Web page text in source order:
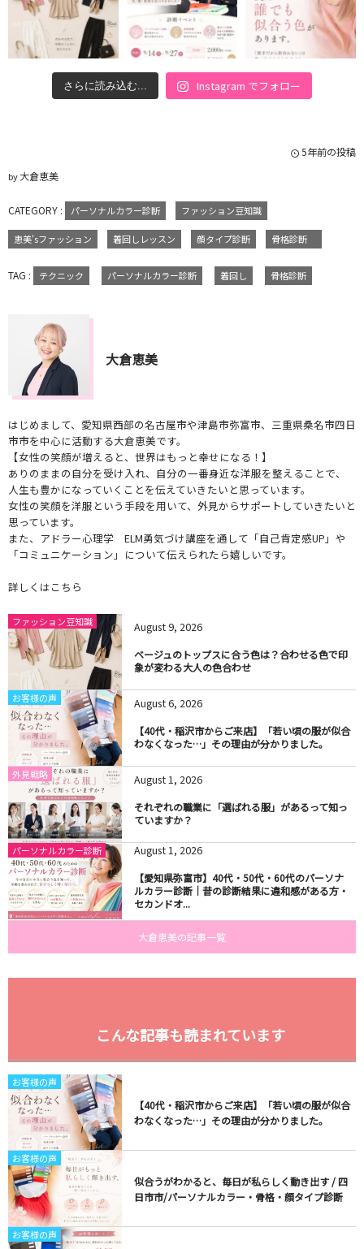
さらに読み込む... Instagram でフォロー
5年前の投稿
by大倉恵美
CATEGORY : パーソナルカラー診断 ファッション豆知識
恵美'sファッション 着回しレッスン 顔タイプ診断 骨格診断
TAG : テクニック パーソナルカラー診断 着回し 骨格診断
大倉恵美
はじめまして、愛知県西部の名古屋市や津島市弥富市、三重県桑名市四日
市市を中心に活動する大倉恵美です。
【女性の笑顔が増えると、世界はもっと幸せになる！】
ありのままの自分を受け入れ、自分の一番身近な洋服を整えることで、
人生も豊かになっていくことを伝えていきたいと思っています。
女性の笑顔を洋服という手段を用いて、外見からサポートしていきたいと
思っています。
また、アドラー心理学 ELM勇気づけ講座を通して「自己肯定感UP」や
「コミュニケーション」について伝えられたら嬉しいです。
詳しくはこちら
ファッション豆知識 August9, 2026
ベージュのトップスに合う色は？合わせる色で印
象が変わる大人の色合わせ
お客様の声 August6, 2026
【40代・稲沢市からご来店】「若い頃の服が似合
わなくなった…」その理由が分かりました。
外見戦略 August1, 2026
それぞれの職業に「選ばれる服」があるって知っ
ていますか？
パーソナルカラー診断 August1, 2026
【愛知県弥富市】40代・50代・60代のパーソナ
ルカラー診断｜昔の診断結果に違和感がある方・
セカンドオ...
大倉恵美の記事一覧
こんな記事も読まれています
お客様の声
【40代・稲沢市からご来店】「若い頃の服が似合
わなくなった…」その理由が分かりました。
お客様の声
似合うがわかると、毎日が私らしく動き出す / 四
日市市/パーソナルカラー・骨格・顔タイプ診断
お客様の声